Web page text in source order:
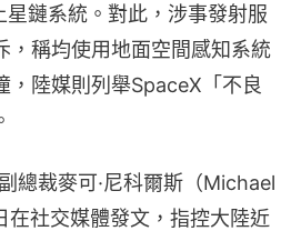
鏈系統。對此，涉事發射服
，稱均使用地面空間感知系統
，陸媒則列舉SpaceX「不良
總裁麥可·尼科爾斯（Michael
在社交媒體發文，指控大陸近